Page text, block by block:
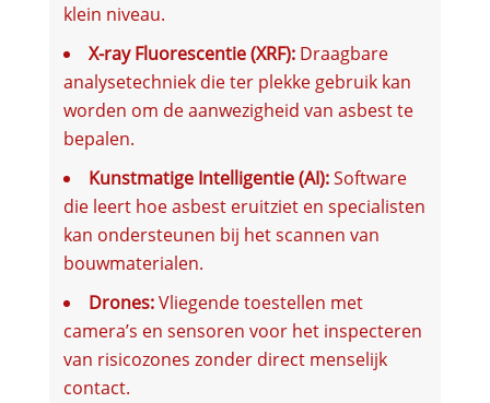
klein niveau.
X-ray Fluorescentie (XRF):Draagbare
analysetechniek die ter plekke gebruik kan
worden om de aanwezigheid van asbest te
bepalen.
Kunstmatige Intelligentie (AI):Software
die leert hoe asbest eruitziet en specialisten
kan ondersteunen bij het scannen van
bouwmaterialen.
Drones:Vliegende toestellen met
camera’s en sensoren voor het inspecteren
van risicozones zonder direct menselijk
contact.